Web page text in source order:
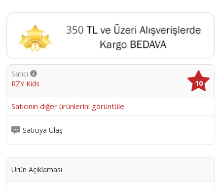
Satıcı
RZY Kids
10
Satıcının diğer ürünlerini görüntüle
Satıcıya Ulaş
Ürün Açıklaması